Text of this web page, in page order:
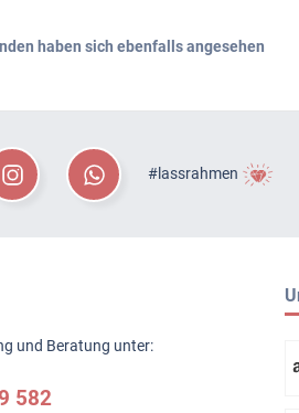
haben sich ebenfalls angesehen
#lassrahmen
und Beratung unter:
582